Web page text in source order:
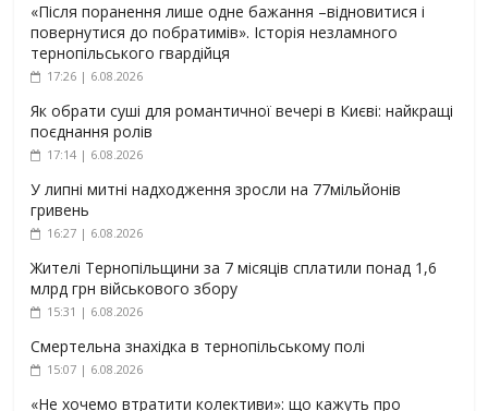
«Після поранення лише одне бажання –відновитися і
повернутися до побратимів». Історія незламного
тернопільського гвардійця
17:26 | 6.08.2026
Як обрати суші для романтичної вечері в Києві: найкращі
поєднання ролів
17:14 | 6.08.2026
У липні митні надходження зросли на 77мільйонів
гривень
16:27 | 6.08.2026
Жителі Тернопільщини за 7 місяців сплатили понад 1,6
млрд грн військового збору
15:31 | 6.08.2026
Смертельна знахідка в тернопільському полі
15:07 | 6.08.2026
«Не хочемо втратити колективи»: що кажуть про